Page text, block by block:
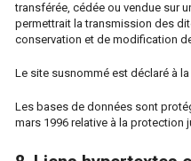
transférée, cédée ou vendue sur
permettrait la transmission des
conservation et de modification
Le site susnommé est déclaré à
Les bases de données sont
mars 1996 relative à la